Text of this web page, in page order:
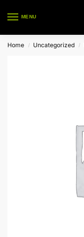
MENU
Home / Uncategorized /